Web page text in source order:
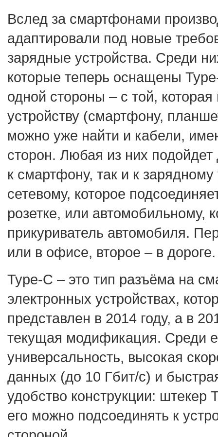
Вслед за смартфонами
адаптировали под новые
зарядные устройства. Среди
которые теперь оснащены
одной стороны – с той, которая
устройству (смартфону,
можно уже найти и кабели,
сторон. Любая из них
к смартфону, так и к зарядному
сетевому, которое
розетке, или автомобильному,
прикуриватель автомобиля.
или в офисе, второе – в дороге.
Type-C – это тип разъёма на
электронных устройствах,
представлен в 2014 году, а в
текущая модификация. Среди
универсальность, высокая
данных (до 10 Гбит/с) и
удобство конструкции: штекер
его можно подсоединять к